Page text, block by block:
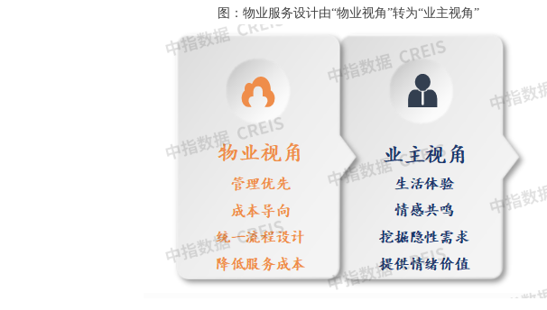
图：物业服务设计由“物业视角”转为“业主视角”